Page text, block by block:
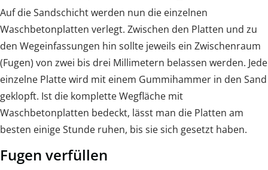
Auf die Sandschicht werden nun die einzelnen
Waschbetonplatten verlegt. Zwischen den Platten und zu
den Wegeinfassungen hin sollte jeweils ein Zwischenraum
(Fugen) von zwei bis drei Millimetern belassen werden. Jede
einzelne Platte wird mit einem Gummihammer in den Sand
geklopft. Ist die komplette Wegfläche mit
Waschbetonplatten bedeckt, lässt man die Platten am
besten einige Stunde ruhen, bis sie sich gesetzt haben.
Fugen verfüllen